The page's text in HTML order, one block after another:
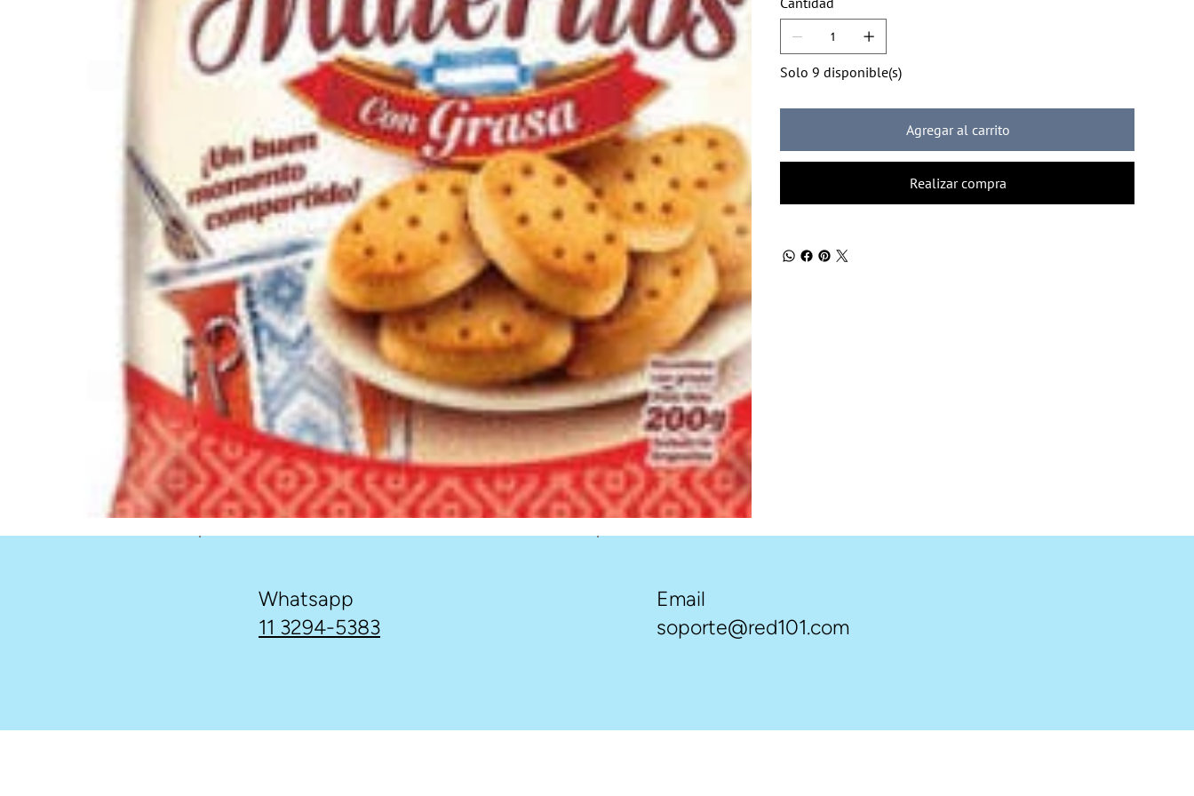
Solo 9 disponible(s)
Agregar al carrito
Realizar compra
Whatsapp
11 3294-5383
Email
soporte@red101.com